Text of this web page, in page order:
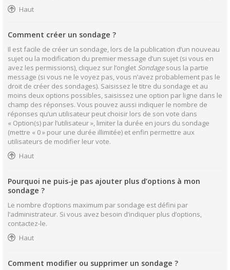
Haut
Comment créer un sondage ?
Il est facile de créer un sondage, lors de la publication d’un nouveau
sujet ou la modification du premier message d’un sujet (si vous en
avez les permissions), cliquez sur l’onglet Sondagesous la partie
message (si vous ne le voyez pas, vous n’avez probablement pas le
droit de créer des sondages). Saisissez le titre du sondage et au
moins deux options possibles, saisissez une option par ligne dans le
champ des réponses. Vous pouvez aussi indiquer le nombre de
réponses qu’un utilisateur peut choisir lors de son vote dans
« Option(s) par l’utilisateur », limiter la durée en jours du sondage
(mettre « 0 » pour une durée illimitée) et enfin permettre aux
utilisateurs de modifier leur vote.
Haut
Pourquoi ne puis-je pas ajouter plus d’options à mon
sondage ?
Le nombre d’options maximum par sondage est défini par
l’administrateur. Si vous avez besoin d’indiquer plus d’options,
contactez-le.
Haut
Comment modifier ou supprimer un sondage ?